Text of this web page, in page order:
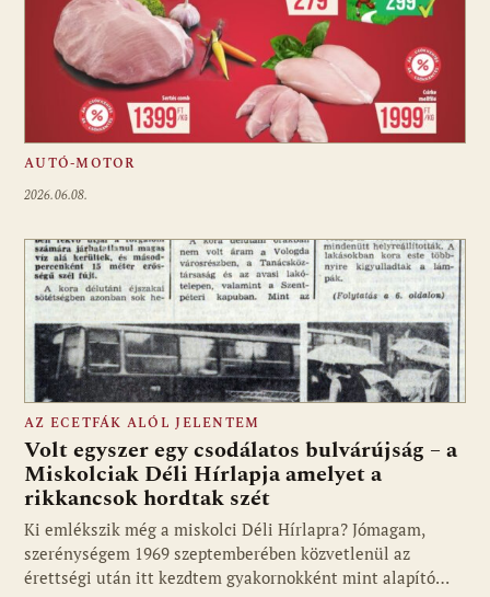
AUTÓ-MOTOR
2026.06.08.
AZ ECETFÁK ALÓL JELENTEM
Volt egyszer egy csodálatos bulvárújság – a
Miskolciak Déli Hírlapja amelyet a
rikkancsok hordtak szét
Ki emlékszik még a miskolci Déli Hírlapra? Jómagam,
szerénységem 1969 szeptemberében közvetlenül az
érettségi után itt kezdtem gyakornokként mint alapító…